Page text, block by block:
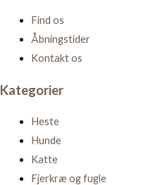
Find os
Åbningstider
Kontakt os
Kategorier
Heste
Hunde
Katte
Fjerkræ og fugle